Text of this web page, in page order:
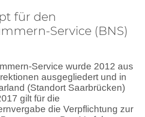
für den
Service (BNS)
Service wurde 2012 aus
ausgegliedert und in
(Standort Saarbrücken)
gilt für die
die Verpflichtung zur